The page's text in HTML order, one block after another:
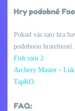
Hry podobné
Pokud vás tato hra
podobnou hratelností.
Fish rain 2
Archery Master -
TapKO
FAQ: